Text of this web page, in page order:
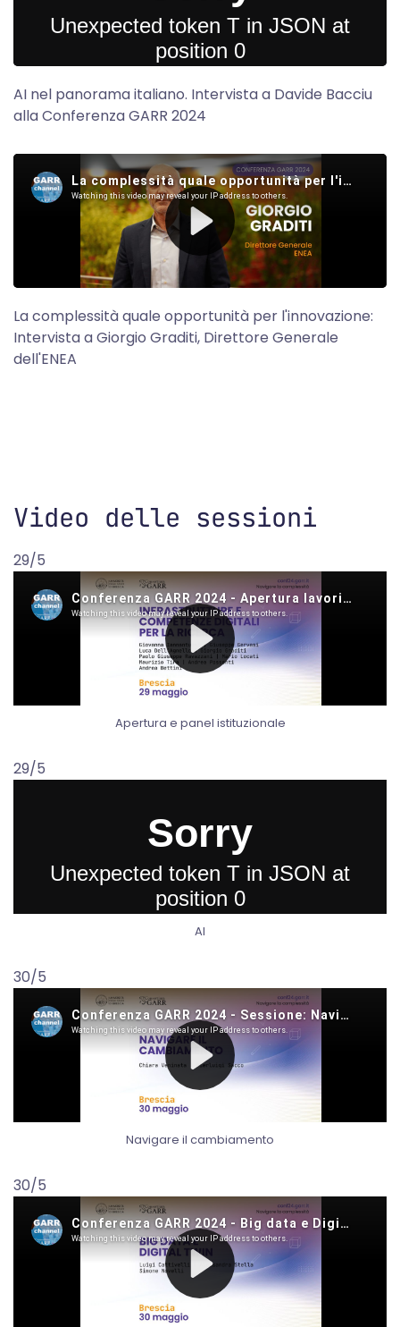
AI nel panorama italiano. Intervista a Davide Bacciu
alla Conferenza GARR 2024
La complessità quale opportunità per l'innovazione:
Intervista a Giorgio Graditi, Direttore Generale
dell'ENEA
Video delle sessioni
29/5
Apertura e panel istituzionale
29/5
AI
30/5
Navigare il cambiamento
30/5